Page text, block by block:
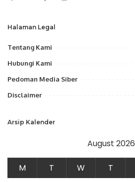
Halaman Legal
Tentang Kami
Hubungi Kami
Pedoman Media Siber
Disclaimer
Arsip Kalender
August 2026
M T W T